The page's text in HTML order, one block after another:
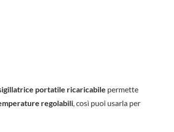
portatile ricaricabile permette
regolabili, così puoi usarla per